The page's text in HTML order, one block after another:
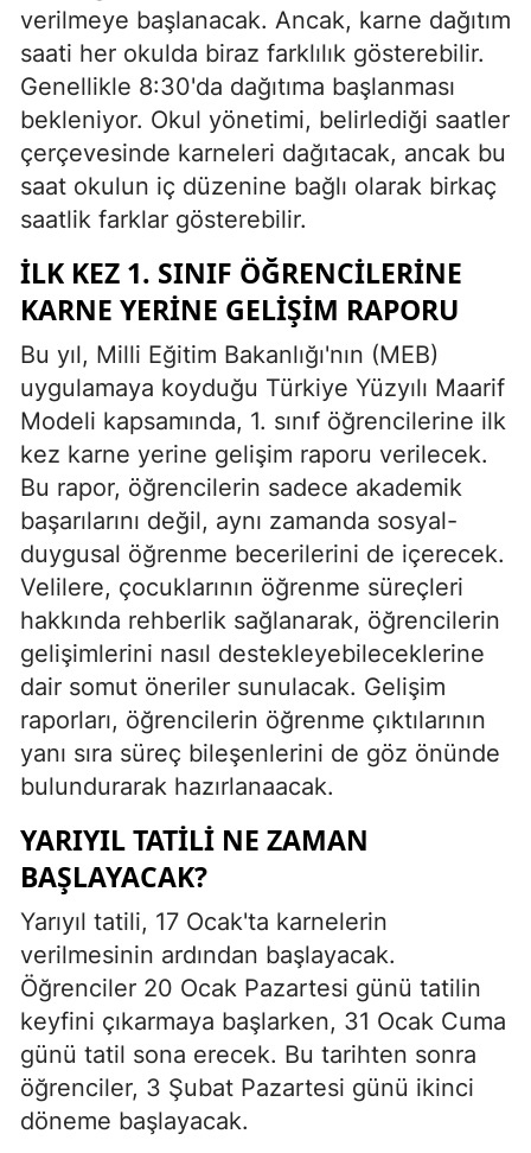
verilmeye başlanacak. Ancak, karne dağıtım
saati her okulda biraz farklılık gösterebilir.
Genellikle 8:30'da dağıtıma başlanması
bekleniyor. Okul yönetimi, belirlediği saatler
çerçevesinde karneleri dağıtacak, ancak bu
saat okulun iç düzenine bağlı olarak birkaç
saatlik farklar gösterebilir.
İLK KEZ 1. SINIF ÖĞRENCILERINE
KARNE YERINE GELIŞIM RAPORU
Bu yıl, Milli Eğitim Bakanlığı'nın (MEB)
uygulamaya koyduğu Türkiye Yüzyılı Maarif
Modeli kapsamında, 1. sınıf öğrencilerine ilk
kez karne yerine gelişim raporu verilecek.
Bu rapor, öğrencilerin sadece akademik
başarılarını değil, aynı zamanda sosyal-
duygusal öğrenme becerilerini de içerecek.
Velilere, çocuklarının öğrenme süreçleri
hakkında rehberlik sağlanarak, öğrencilerin
gelişimlerini nasıl destekleyebileceklerine
dair somut öneriler sunulacak. Gelişim
raporları, öğrencilerin öğrenme çıktılarının
yanı sıra süreç bileşenlerini de göz önünde
bulundurarak hazırlanaacak.
YARIYIL TATILI NE ZAMAN
BAŞLAYACAK?
Yarıyıl tatili, 17 Ocak'ta karnelerin
verilmesinin ardından başlayacak.
Öğrenciler 20 Ocak Pazartesi günü tatilin
keyfini çıkarmaya başlarken, 31 Ocak Cuma
günü tatil sona erecek. Bu tarihten sonra
öğrenciler, 3 Şubat Pazartesi günü ikinci
döneme başlayacak.